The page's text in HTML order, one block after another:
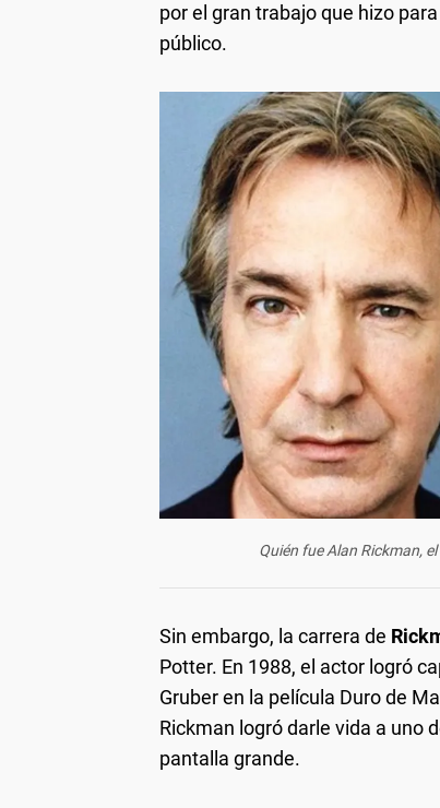
por el gran trabajo que hizo
público.
Quién fue Alan Rickman,
Sin embargo, la carrera de
Potter. En 1988, el actor logró
Gruber en la película Duro de
Rickman logró darle vida a uno
pantalla grande.